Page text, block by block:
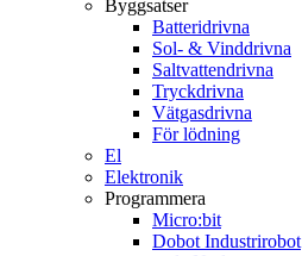
Byggsatser
Batteridrivna
Sol- & Vinddrivna
Saltvattendrivna
Tryckdrivna
Vätgasdrivna
För lödning
El
Elektronik
Programmera
Micro:bit
Dobot Industrirobot